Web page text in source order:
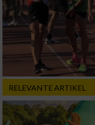
RELEVANTE ARTIKEL